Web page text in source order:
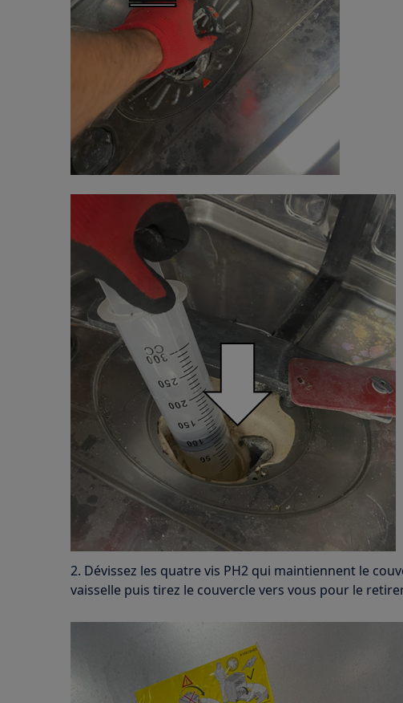
2. Dévissez les quatre vis PH2 qui maintiennent le
vaisselle puis tirez le couvercle vers vous pour le